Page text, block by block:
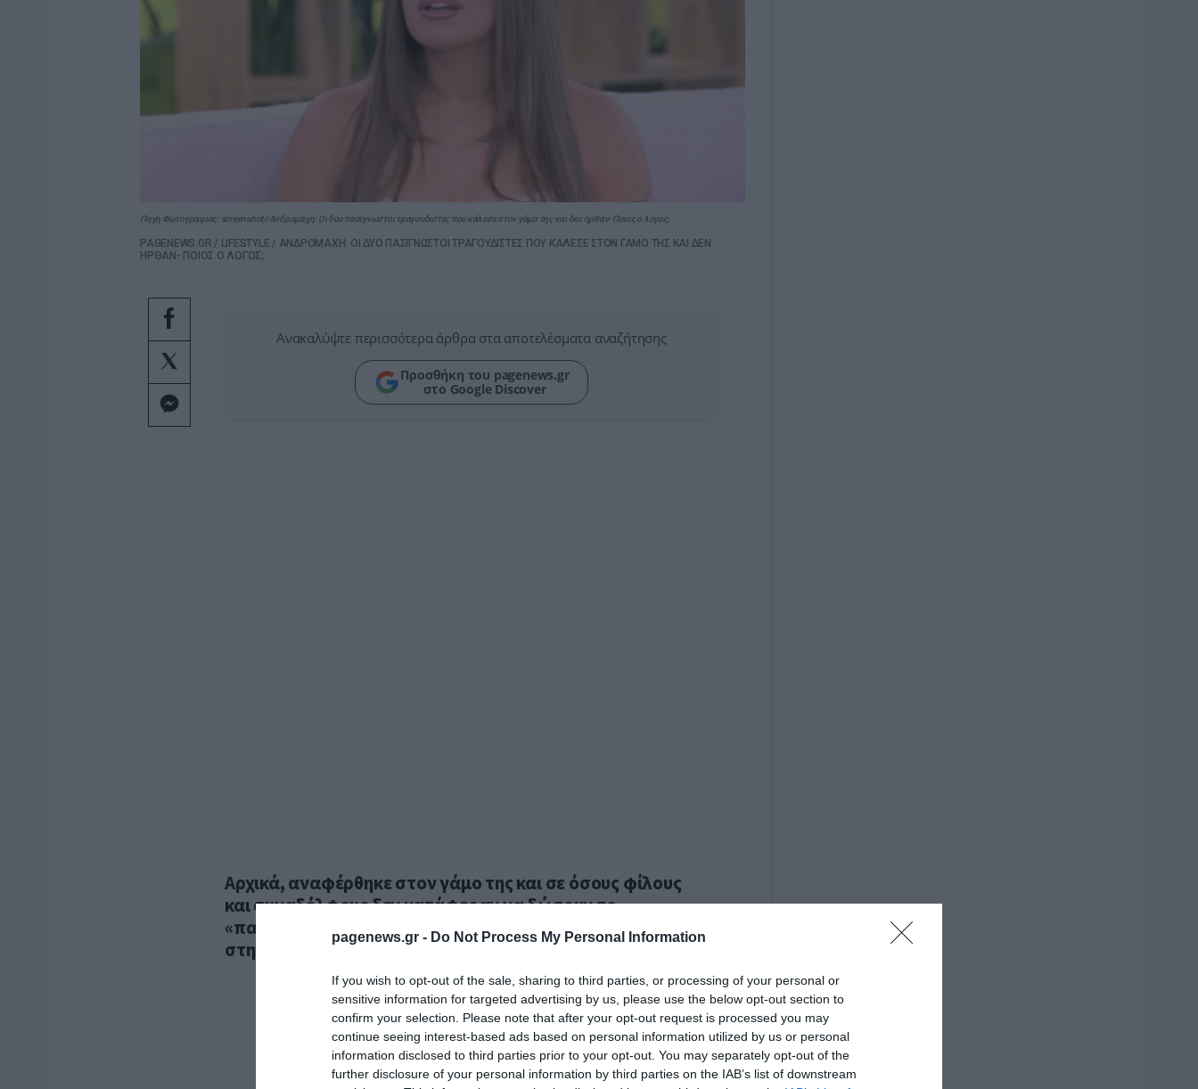
pagenews.gr - Do Not Process My Personal Information
If you wish to opt-out of the sale, sharing to third parties, or processing of your personal or
sensitive information for targeted advertising by us, please use the below opt-out section to
confirm your selection. Please note that after your opt-out request is processed you may
continue seeing interest-based ads based on personal information utilized by us or personal
information disclosed to third parties prior to your opt-out. You may separately opt-out of the
further disclosure of your personal information by third parties on the IAB’s list of downstream
Πηγή Φωτογραφίας: screenshot//Ανδρομάχη: Οι δύο πασίγνωστοι τραγουδιστές που κάλεσε στον γάμο της και δεν ήρθαν- Ποιος ο λόγος;
PAGENEWS.GR / LIFESTYLE / ΑΝΔΡΟΜΑΧΗ: ΟΙ ΔΥΟ ΠΑΣΙΓΝΩΣΤΟΙ ΤΡΑΓΟΥΔΙΣΤΕΣ ΠΟΥ ΚΑΛΕΣΕ ΣΤΟΝ ΓΑΜΟ ΤΗΣ ΚΑΙ ΔΕΝ
ΗΡΘΑΝ- ΠΟΙΟΣ Ο ΛΟΓΟΣ;
Ανακαλύψτε περισσότερα άρθρα στα αποτελέσματα αναζήτησης
Προσθήκη του pagenews.gr
στο Google Discover
Αρχικά, αναφέρθηκε στον γάμο της και σε όσους φίλους
και συναδέλφους δεν κατάφεραν να δώσουν το
«παρών». «Στον γάμο καλέσαμε τον Βέρτη, αλλά πήγε
στην Ολλανδία, γιατί είχε κλείσει ταξίδι.